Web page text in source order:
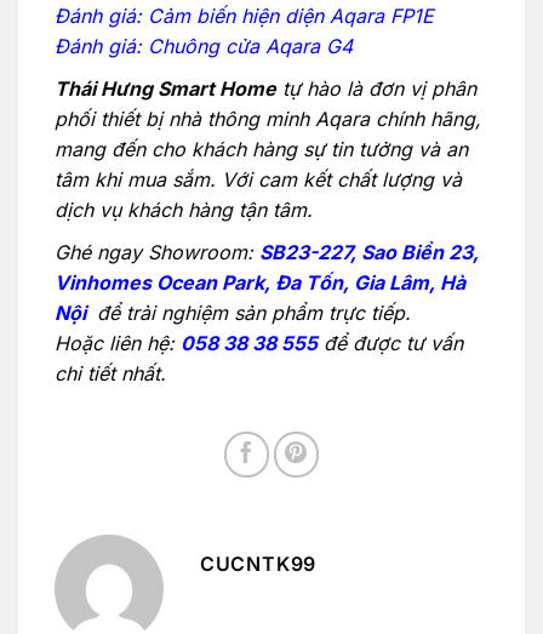
Đánh giá: Cảm biến hiện diện Aqara FP1E
Đánh giá: Chuông cửa Aqara G4
Thái Hưng Smart Hometự hào là đơn vị phân
phối thiết bị nhà thông minh Aqara chính hãng,
mang đến cho khách hàng sự tin tưởng và an
tâm khi mua sắm. Với cam kết chất lượng và
dịch vụ khách hàng tận tâm.
Ghé ngay Showroom: SB23-227, Sao Biển 23,
Vinhomes Ocean Park, Đa Tốn, Gia Lâm, Hà
Nội để trải nghiệm sản phẩm trực tiếp.
Hoặc liên hệ: 058 38 38 555để được tư vấn
chi tiết nhất.
CUCNTK99